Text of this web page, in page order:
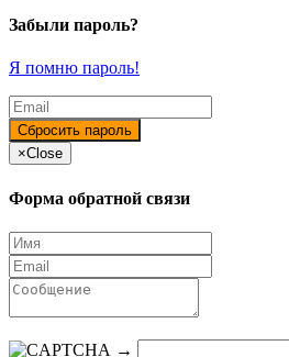
Забыли пароль?
Я помню пароль!
×Close
Форма обратной связи
→